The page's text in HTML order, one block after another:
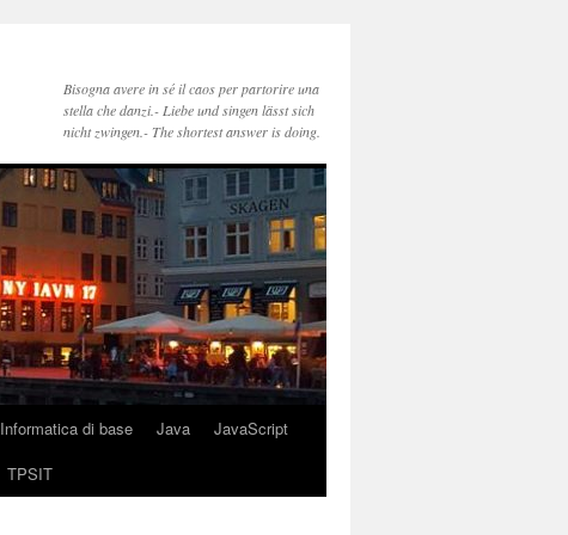
Bisogna avere in sé il caos per partorire una
stella che danzi.- Liebe und singen lässt sich
nicht zwingen.- The shortest answer is doing.
Informatica di base Java
JavaScript
TPSIT